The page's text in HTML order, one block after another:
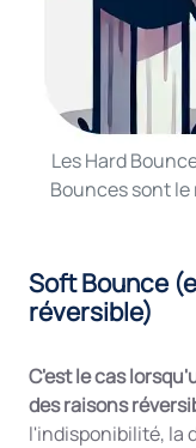
Les Hard
Bounces sont
Soft Bounce
réversible)
C'est le cas
des raisons
l'indisponibilité, la